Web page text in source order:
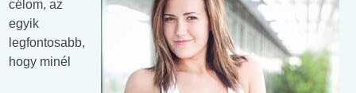
célom, az
egyik
legfontosabb,
hogy minél